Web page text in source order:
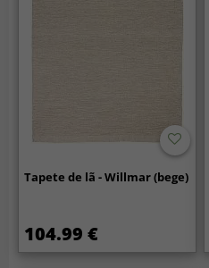
Tapete de lã - Willmar (bege)
104.99 €